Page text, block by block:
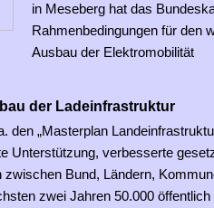
in Meseberg hat das
Rahmenbedingungen für den
Ausbau der Elektromobilität
der Ladeinfrastruktur
den „Masterplan
Unterstützung, verbesserte
Bund, Ländern,
zwei Jahren 50.000 öffentlich